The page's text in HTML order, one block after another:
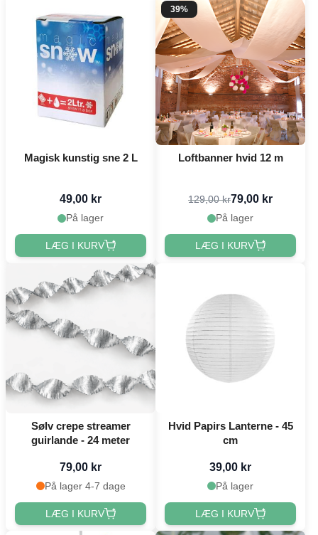
Magisk kunstig sne 2 L
49,00 kr
På lager
LÆG I KURV
39%
Loftbanner hvid 12 m
129,00 kr79,00 kr
På lager
LÆG I KURV
Sølv crepe streamer
guirlande - 24 meter
79,00 kr
På lager 4-7 dage
LÆG I KURV
Hvid Papirs Lanterne - 45
cm
39,00 kr
På lager
LÆG I KURV